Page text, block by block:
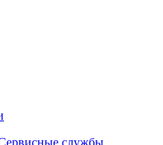
службы